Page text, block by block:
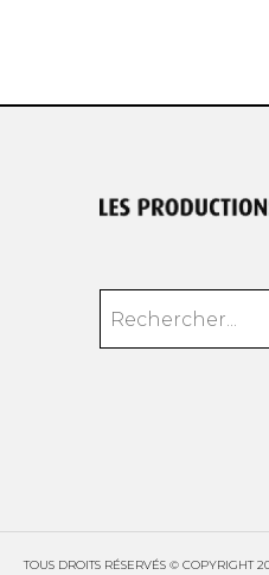
TOUS DROITS RÉSERVÉS © COPYRIGHT